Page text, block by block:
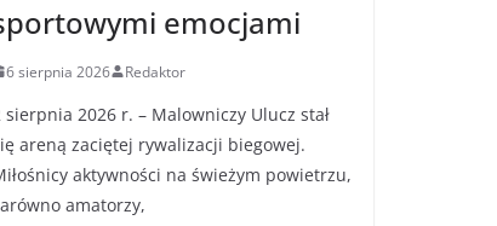
emocjami
6 sierpnia 2026 Redaktor
sierpnia 2026 r. – Malowniczy Ulucz stał
areną zaciętej rywalizacji biegowej.
aktywności na świeżym powietrzu,
amatorzy,